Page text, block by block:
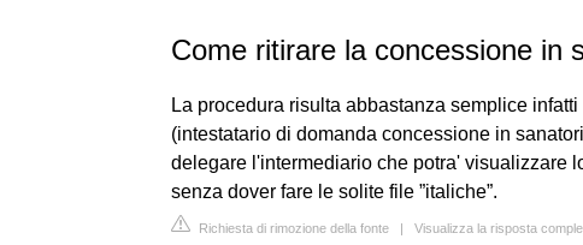
Come ritirare la concessione in
La procedura risulta abbastanza semplice
(intestatario di domanda concessione in
delegare l'intermediario che potra' visualizzare
senza dover fare le solite file ”italiche”.
Richiesta di rimozione della fonte | Visualizza la risposta